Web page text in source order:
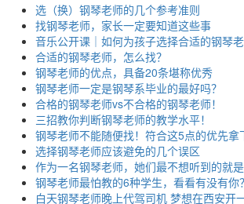
选（换）钢琴老师的几个参考准则
找钢琴老师，家长一定要知道这些事
音乐公开课｜如何为孩子选择合适的钢琴
合适的钢琴老师，怎么找？
钢琴老师的优点，具备20条堪称优秀
钢琴老师一定是钢琴系毕业的最好吗？
合格的钢琴老师vs不合格的钢琴老师！
三招教你判断钢琴老师的教学水平！
钢琴老师不能随便找！符合这5点的优先拿
选择钢琴老师应该避免的几个误区
作为一名钢琴老师，她们最不想听到的就是
钢琴老师最怕教的6种学生，看看有没有你？
白天钢琴老师晚上代驾司机 梦想在西安开